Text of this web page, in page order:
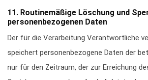
11. Routinemäßige Löschung und
personenbezogenen Daten
Der für die Verarbeitung Verantwortliche
speichert personenbezogene Daten der
nur für den Zeitraum, der zur Erreichung